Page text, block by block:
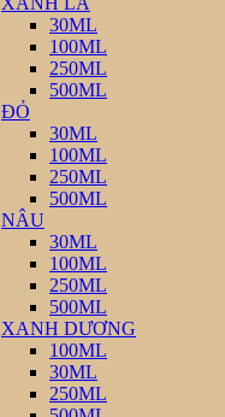
30ML
100ML
250ML
500ML
ĐỎ
30ML
100ML
250ML
500ML
NÂU
30ML
100ML
250ML
500ML
XANH DƯƠNG
100ML
30ML
250ML